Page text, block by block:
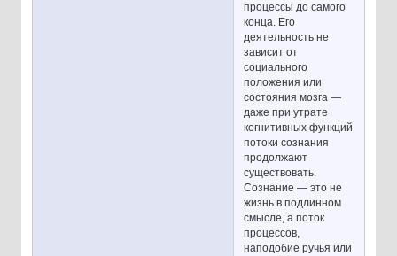
процессы до самого
конца. Его
деятельность не
зависит от
социального
положения или
состояния мозга —
даже при утрате
когнитивных функций
потоки сознания
продолжают
существовать.
Сознание — это не
жизнь в подлинном
смысле, а поток
процессов,
наподобие ручья или